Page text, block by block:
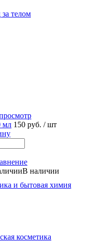
за телом
мл 150 руб. / шт
В наличии
и бытовая химия
косметика